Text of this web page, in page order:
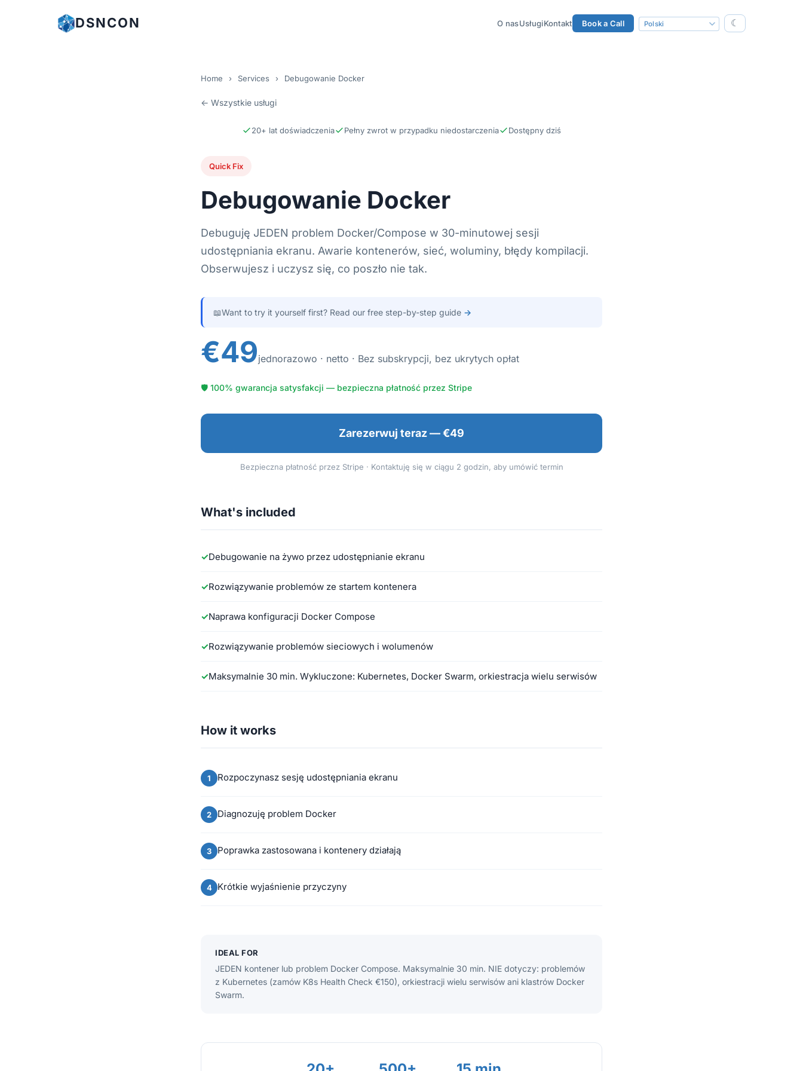
DSNCON O nasUsługiKontakt Book a Call ☾
Home › Services › Debugowanie Docker
← Wszystkie usługi
20+ lat doświadczenia Pełny zwrot w przypadku niedostarczenia Dostępny dziś
Quick Fix
Debugowanie Docker
Debuguję JEDEN problem Docker/Compose w 30-minutowej sesji
udostępniania ekranu. Awarie kontenerów, sieć, woluminy, błędy kompilacji.
Obserwujesz i uczysz się, co poszło nie tak.
📖Want to try it yourself first? Read our free step-by-step guide →
€49jednorazowo · netto · Bez subskrypcji, bez ukrytych opłat
🛡 100% gwarancja satysfakcji — bezpieczna płatność przez Stripe
Zarezerwuj teraz — €49
Bezpieczna płatność przez Stripe · Kontaktuję się w ciągu 2 godzin, aby umówić termin
What's included
Debugowanie na żywo przez udostępnianie ekranu
Rozwiązywanie problemów ze startem kontenera
Naprawa konfiguracji Docker Compose
Rozwiązywanie problemów sieciowych i wolumenów
Maksymalnie 30 min. Wykluczone: Kubernetes, Docker Swarm, orkiestracja wielu serwisów
How it works
Rozpoczynasz sesję udostępniania ekranu
Diagnozuję problem Docker
Poprawka zastosowana i kontenery działają
Krótkie wyjaśnienie przyczyny
IDEAL FOR
JEDEN kontener lub problem Docker Compose. Maksymalnie 30 min. NIE dotyczy: problemów
z Kubernetes (zamów K8s Health Check €150), orkiestracji wielu serwisów ani klastrów Docker
Swarm.